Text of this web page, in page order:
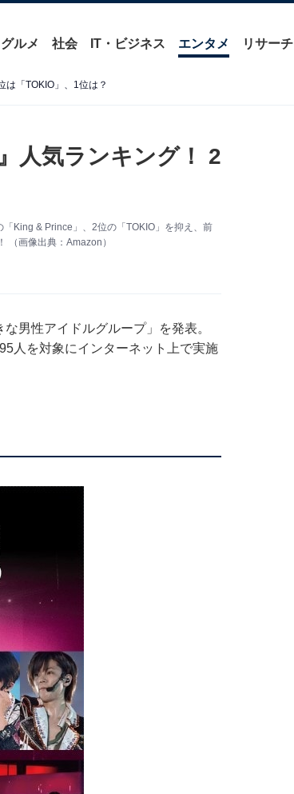
グルメ 社会 IT・ビジネス エンタメ リサーチ
「TOKIO」、1位は？
人気ランキング！ 2
King & Prince」、2位の「TOKIO」を抑え、前
（画像出典：Amazon）
男性アイドルグループ」を発表。
人を対象にインターネット上で実施